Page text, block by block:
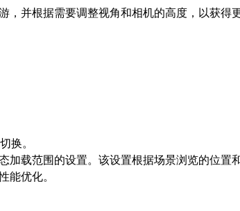
，并根据需要调整视角和相机的高度，以获得
换。
加载范围的设置。该设置根据场景浏览的位置
能优化。